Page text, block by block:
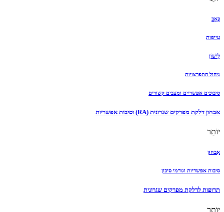
כְּאֵב
עייפות
לִישׁוֹן
ניהול התפרצויות
סיבוכים אפשריים ומצבים קשורים
אבחון דלקת מפרקים שגרונית (RA) וסיבות אפשריות
יוֹתֵר
אִבחוּן
סיבות אפשריות וגורמי סיכון
תרופות לדלקת מפרקים שגרונית
יוֹתֵר